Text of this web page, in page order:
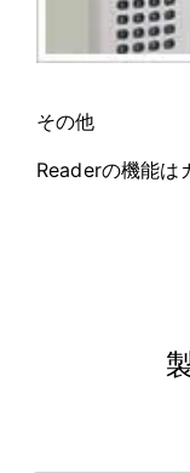
その他
Readerの機能は